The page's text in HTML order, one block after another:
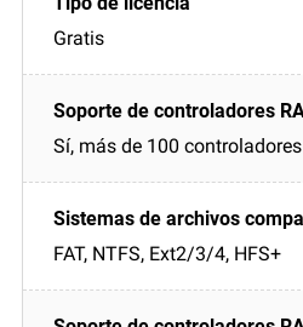
Gratis
Sí, más de 100 controladores
FAT, NTFS, Ext2/3/4, HFS+